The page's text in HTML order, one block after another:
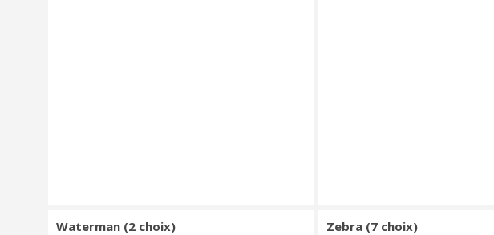
Waterman (2 choix)
Zebra (7 choix)